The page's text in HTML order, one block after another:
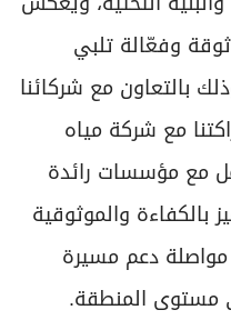
وفعّالة تلبي
بالتعاون مع شركائنا
مع شركة مياه
مع مؤسسات رائدة
بالكفاءة والموثوقية
مواصلة دعم مسيرة
مستوى المنطقة.